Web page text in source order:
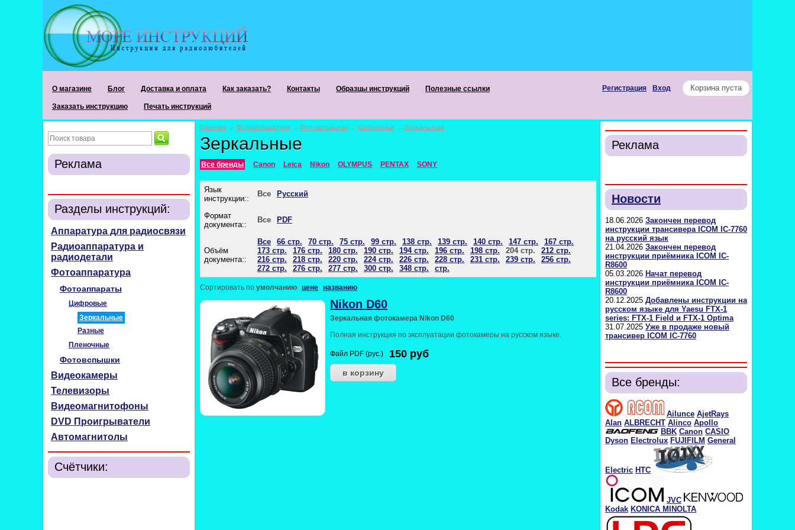
О магазине Блог Доставка и оплата Как заказать? Контакты Образцы инструкций Полезные ссылки
Заказать инструкцию Печать инструкций
Корзина пуста
Регистрация Вход
Реклама
Разделы инструкций:
Аппаратура для радиосвязи
Радиоаппаратура и
радиодетали
Фотоаппаратура
Фотоаппараты
Цифровые
Зеркальные
Разные
Пленочные
Фотовспышки
Видеокамеры
Телевизоры
Видеомагнитофоны
DVD Проигрыватели
Автомагнитолы
Счётчики:
Реклама
Новости
18.06.2026 Закончен перевод
инструкции трансивера ICOM IC-7760
на русский язык
21.04.2026 Закончен перевод
инструкции приёмника ICOM IC-
R8600
05.03.2026 Начат перевод
инструкции приёмника ICOM IC-
R8600
20.12.2025 Добавлены инструкции на
русском языке для Yaesu FTX-1
series: FTX-1 Field и FTX-1 Optima
31.07.2025 Уже в продаже новый
трансивер ICOM IC-7760
Все бренды:
Ailunce AjetRays
Alan ALBRECHT Alinco Apollo
BBK Canon CASIO
Dyson Electrolux FUJIFILM General
Electric HTC
JVC
Kodak KONICA MINOLTA
Главная → Фотоаппаратура → Фотоаппараты → Цифровые → Зеркальные
Зеркальные
Все бренды Canon Leica Nikon OLYMPUS PENTAX SONY
Язык
инструкции::
Все Русский
Формат
документа::
Все PDF
Объём
документа::
Все 66 стр. 70 стр. 75 стр. 99 стр. 138 стр. 139 стр. 140 стр. 147 стр.
167 стр.
173 стр.
176 стр. 180 стр. 190 стр. 194 стр. 196 стр. 198 стр. 204 стр.
212 стр.
216 стр.
218 стр. 220 стр. 224 стр. 226 стр. 228 стр. 231 стр. 239 стр.
256 стр.
272 стр.
276 стр. 277 стр. 300 стр. 348 стр. стр.
Сортировать по умолчанию цене названию
Nikon D60
Зеркальная фотокамера Nikon D60
Полная инструкция по эксплуатации фотокамеры на русском языке.
Файл PDF (рус.) 150 руб